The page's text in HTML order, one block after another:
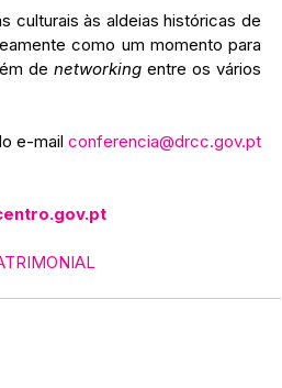
culturais às aldeias históricas de
como um momento para
de networking entre os vários
e-mail conferencia@drcc.gov.pt